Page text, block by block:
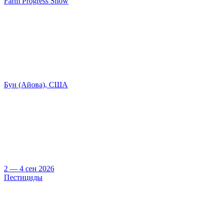
Бун (Айова), США
2 — 4 сен 2026
Пестициды